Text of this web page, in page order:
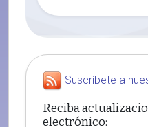
Suscríbete a
Reciba
electrónico: